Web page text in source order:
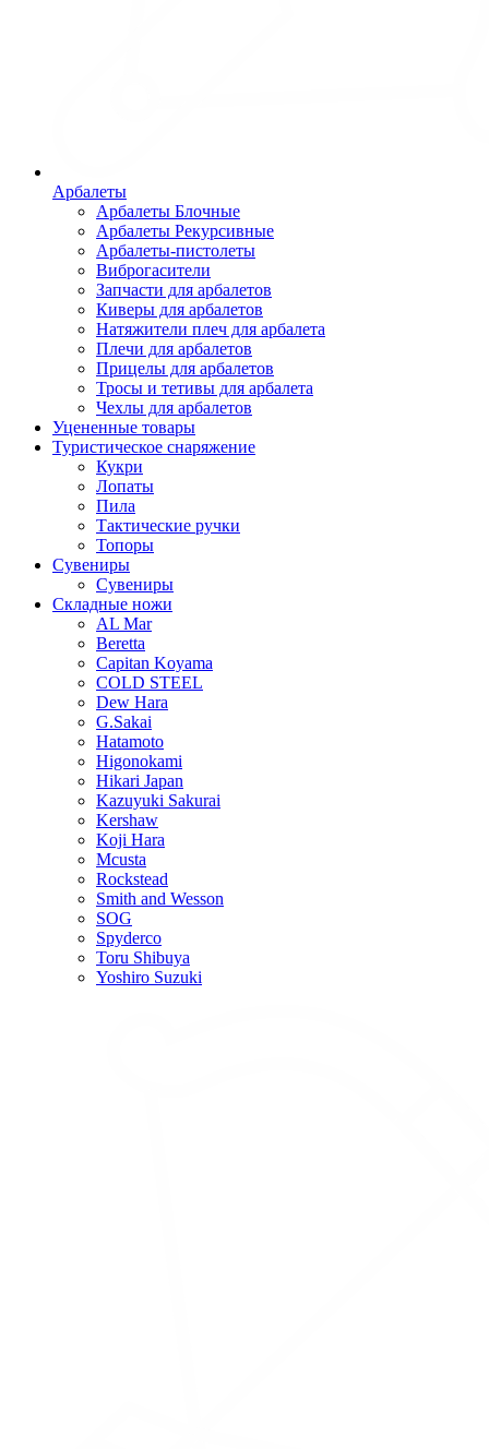
Арбалеты
Арбалеты Блочные
Арбалеты Рекурсивные
Арбалеты-пистолеты
Виброгасители
Запчасти для арбалетов
Киверы для арбалетов
Натяжители плеч для арбалета
Плечи для арбалетов
Прицелы для арбалетов
Тросы и тетивы для арбалета
Чехлы для арбалетов
Уцененные товары
Туристическое снаряжение
Кукри
Лопаты
Пила
Тактические ручки
Топоры
Сувениры
Сувениры
Складные ножи
AL Mar
Beretta
Capitan Koyama
COLD STEEL
Dew Hara
G.Sakai
Hatamoto
Higonokami
Hikari Japan
Kazuyuki Sakurai
Kershaw
Koji Hara
Mcusta
Rockstead
Smith and Wesson
SOG
Spyderco
Toru Shibuya
Yoshiro Suzuki